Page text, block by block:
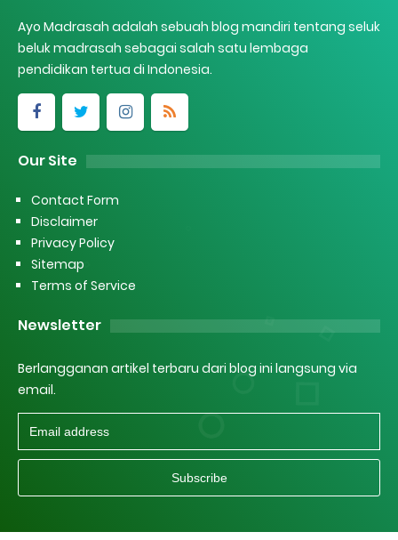
Ayo Madrasah adalah sebuah blog mandiri tentang seluk
beluk madrasah sebagai salah satu lembaga
pendidikan tertua di Indonesia.
Our Site
Contact Form
Disclaimer
Privacy Policy
Sitemap
Terms of Service
Newsletter
Berlangganan artikel terbaru dari blog ini langsung via
email.